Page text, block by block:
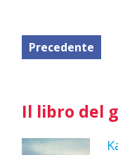
Precedente
Il libro del